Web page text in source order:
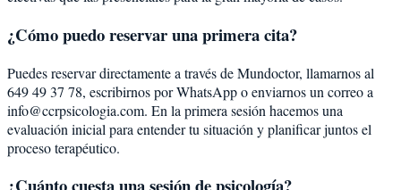
¿Cómo puedo reservar una primera cita?
Puedes reservar directamente a través de Mundoctor, llamarnos al
649 49 37 78, escribirnos por WhatsApp o enviarnos un correo a
info@ccrpsicologia.com. En la primera sesión hacemos una
evaluación inicial para entender tu situación y planificar juntos el
proceso terapéutico.